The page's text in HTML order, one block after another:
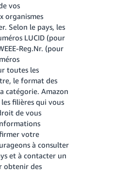
vos
organismes
Selon le pays, les
LUCID (pour
Reg.Nr. (pour
toutes les
le format des
catégorie. Amazon
filières qui vous
de vous
votre
à consulter
et à contacter un
obtenir des